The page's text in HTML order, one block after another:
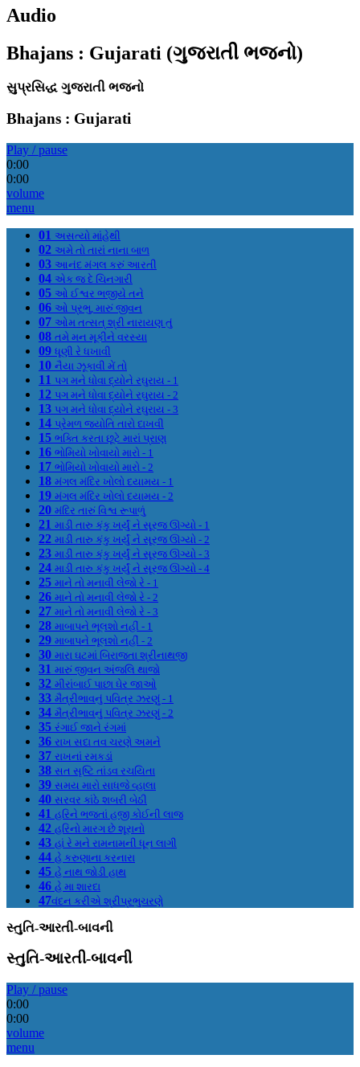
Audio
Bhajans : Gujarati (ગુજરાતી ભજનો)
સુપ્રસિદ્ધ ગુજરાતી ભજનો
Bhajans : Gujarati
Play / pause
0:00
0:00
volume
menu
01 અસત્યો માંહેથી
02 અમે તો તારાં નાના બાળ
03 આનંદ મંગલ કરું આરતી
04 એક જ દે ચિનગારી
05 ઓ ઈશ્વર ભજીયે તને
06 ઓ પ્રભુ, મારું જીવન
07 ઓમ તત્સત્ શ્રી નારાયણ તું
08 તમે મન મૂકીને વરસ્યા
09 ધૂણી રે ધખાવી
10 નૈયા ઝૂકાવી મેં તો
11 પગ મને ધોવા દ્યોને રઘુરાય - 1
12 પગ મને ધોવા દ્યોને રઘુરાય - 2
13 પગ મને ધોવા દ્યોને રઘુરાય - 3
14 પ્રેમળ જ્યોતિ તારો દાખવી
15 ભક્તિ કરતા છૂટે મારાં પ્રાણ
16 ભોમિયો ખોવાયો મારો - 1
17 ભોમિયો ખોવાયો મારો - 2
18 મંગલ મંદિર ખોલો દયામય - 1
19 મંગલ મંદિર ખોલો દયામય - 2
20 મંદિર તારું વિશ્વ રૂપાળું
21 માડી તારુ કંકુ ખર્યું ને સૂરજ ઊગ્યો - 1
22 માડી તારુ કંકુ ખર્યું ને સૂરજ ઊગ્યો - 2
23 માડી તારુ કંકુ ખર્યું ને સૂરજ ઊગ્યો - 3
24 માડી તારુ કંકુ ખર્યું ને સૂરજ ઊગ્યો - 4
25 માને તો મનાવી લેજો રે - 1
26 માને તો મનાવી લેજો રે - 2
27 માને તો મનાવી લેજો રે - 3
28 માબાપને ભૂલશો નહીં - 1
29 માબાપને ભૂલશો નહીં - 2
30 મારા ઘટમાં બિરાજતા શ્રીનાથજી
31 મારું જીવન અંજલિ થાજો
32 મીરાંબાઈ પાછા ઘેર જાઓ
33 મૈત્રીભાવનું પવિત્ર ઝરણું - 1
34 મૈત્રીભાવનું પવિત્ર ઝરણું - 2
35 રંગાઈ જાને રંગમાં
36 રાખ સદા તવ ચરણે અમને
37 રાખનાં રમકડાં
38 સત સૃષ્ટિ તાંડવ રચયિતા
39 સમય મારો સાધજે વ્હાલા
40 સરવર કાંઠે શબરી બેઠી
41 હરિને ભજતાં હજી કોઈની લાજ
42 હરિનો મારગ છે શૂરાનો
43 હાં રે મને રામનામની ધૂન લાગી
44 હે કરુણાના કરનારા
45 હે નાથ જોડી હાથ
46 હે મા શારદા
47વંદન કરીએ શ્રીપ્રભુચરણે
સ્તુતિ-આરતી-બાવની
સ્તુતિ-આરતી-બાવની
Play / pause
0:00
0:00
volume
menu